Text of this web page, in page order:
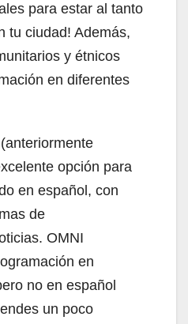
para estar al tanto
tu ciudad! Además,
y étnicos
en diferentes
(anteriormente
opción para
en español, con
de
OMNI
en
no en español
un poco